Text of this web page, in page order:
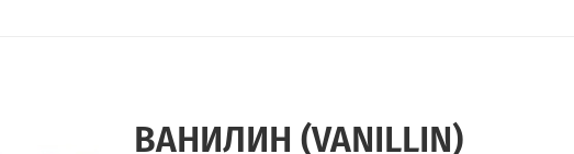
ВАНИЛИН (VANILLIN)